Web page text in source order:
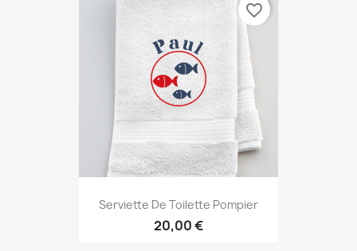
Serviette De Toilette Pompier
20,00 €
favorite_border